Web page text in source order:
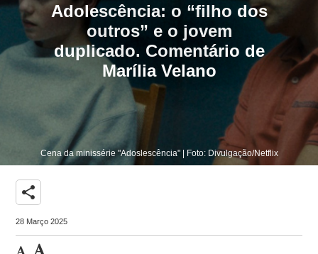
Adolescência: o “filho dos
outros” e o jovem
duplicado. Comentário de
Marília Velano
Cena da minissérie "Adoslescência" | Foto: Divulgação/Netflix
share
28 Março 2025